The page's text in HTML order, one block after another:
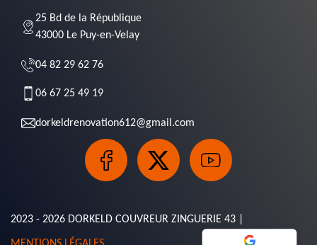
25 Bd de la République
43000 Le Puy-en-Velay
04 82 29 62 76
06 67 25 49 19
dorkeldrenovation612@gmail.com
2023 - 2026 DORKELD COUVREUR ZINGUERIE 43 |